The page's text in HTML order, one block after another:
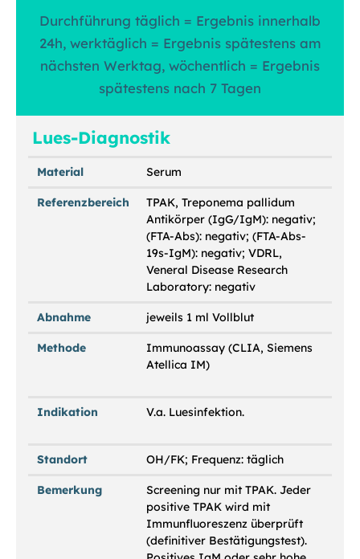
Durchführung täglich = Ergebnis innerhalb
24h, werktäglich = Ergebnis spätestens am
nächsten Werktag, wöchentlich = Ergebnis
spätestens nach 7 Tagen
Lues-Diagnostik
Material Serum
Referenzbereich
TPAK, Treponema pallidum
Antikörper (IgG/IgM): negativ;
(FTA-Abs): negativ; (FTA-Abs-
19s-IgM): negativ; VDRL,
Veneral Disease Research
Laboratory: negativ
Abnahme jeweils 1 ml Vollblut
Methode
Immunoassay (CLIA, Siemens
Atellica IM)
Indikation V.a. Luesinfektion.
Standort OH/FK; Frequenz: täglich
Bemerkung
Screening nur mit TPAK. Jeder
positive TPAK wird mit
Immunfluoreszenz überprüft
(definitiver Bestätigungstest).